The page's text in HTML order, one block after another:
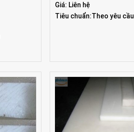
Giá: Liên hệ
Tiêu chuẩn:Theo yêu cầu